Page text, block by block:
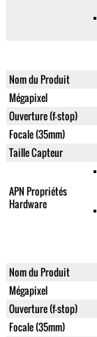
Nom du Produit
Mégapixel
Ouverture (f-stop)
Focale (35mm)
Taille Capteur
APN Propriétés
Hardware
Nom du Produit
Mégapixel
Ouverture (f-stop)
Focale (35mm)